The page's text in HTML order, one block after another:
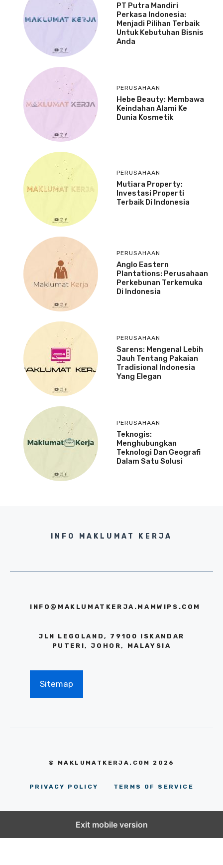
PT Putra Mandiri
Perkasa Indonesia:
Menjadi Pilihan Terbaik
Untuk Kebutuhan Bisnis
Anda
PERUSAHAAN
Hebe Beauty: Membawa
Keindahan Alami Ke
Dunia Kosmetik
PERUSAHAAN
Mutiara Property:
Investasi Properti
Terbaik Di Indonesia
PERUSAHAAN
Anglo Eastern
Plantations: Perusahaan
Perkebunan Terkemuka
Di Indonesia
PERUSAHAAN
Sarens: Mengenal Lebih
Jauh Tentang Pakaian
Tradisional Indonesia
Yang Elegan
PERUSAHAAN
Teknogis:
Menghubungkan
Teknologi Dan Geografi
Dalam Satu Solusi
INFO MAKLUMAT KERJA
INFO@MAKLUMATKERJA.MAMWIPS.COM
JLN LEGOLAND, 79100 ISKANDAR
PUTERI, JOHOR, MALAYSIA
Sitemap
© MAKLUMATKERJA.COM 2026
PRIVACY POLICY TERMS OF SERVICE
Exit mobile version